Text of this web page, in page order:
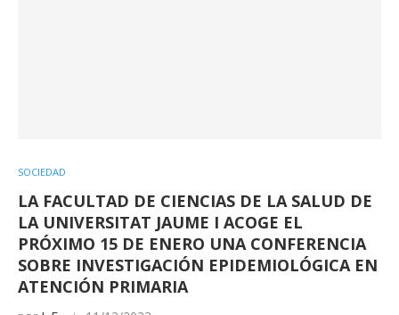
SOCIEDAD
LA FACULTAD DE CIENCIAS DE LA SALUD DE
LA UNIVERSITAT JAUME I ACOGE EL
PRÓXIMO 15 DE ENERO UNA CONFERENCIA
SOBRE INVESTIGACIÓN EPIDEMIOLÓGICA EN
ATENCIÓN PRIMARIA